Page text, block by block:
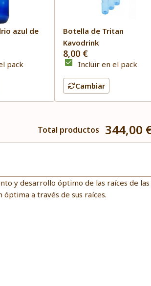
azul de
pack
Botella de Tritan
Kavodrink
8,00 €
Incluir en el pack
Cambiar
Total productos 344,00
y desarrollo óptimo de las raíces de
a través de sus raíces.